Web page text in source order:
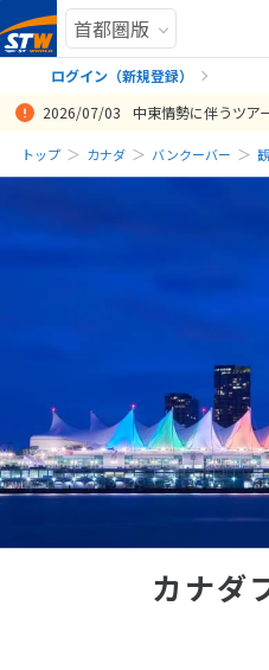
ログイン（新規登録）
まだ履歴
2026/07/03 中東情勢に伴うツア
トップ カナダ バンクーバー
カナダ